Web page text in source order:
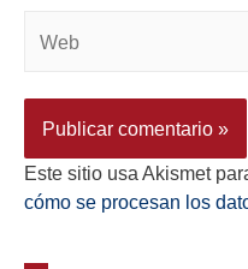
Este sitio usa Akismet
cómo se procesan los